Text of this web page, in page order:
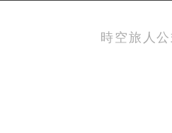
時空旅人